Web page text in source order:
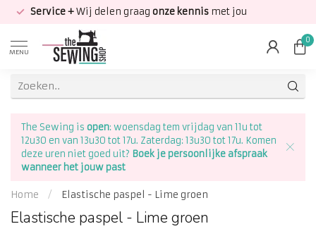
Service +Wij delen graag onze kennis met jou
MENU
0
The Sewing is open: woensdag tem vrijdag van 11u tot
12u30 en van 13u30 tot 17u. Zaterdag: 13u30 tot 17u. Komen
deze uren niet goed uit? Boek je persoonlijke afspraak
wanneer het jouw past
Home / Elastische paspel - Lime groen
Elastische paspel - Lime groen